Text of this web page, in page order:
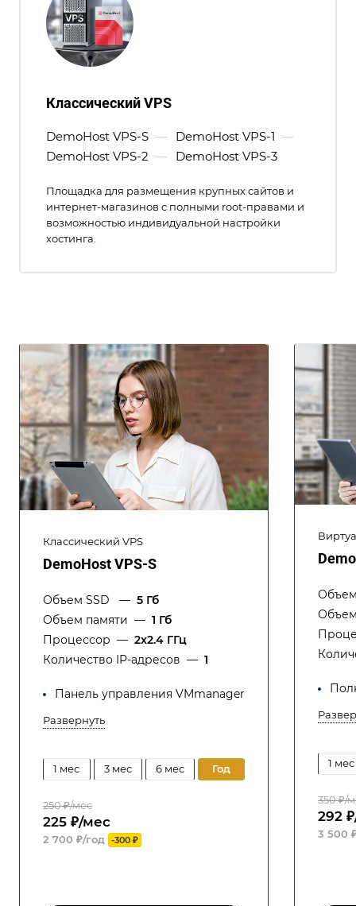
Классический VPS
DemoHost VPS-S — DemoHost VPS-1 —
DemoHost VPS-2 — DemoHost VPS-3
Площадка для размещения крупных сайтов и
интернет-магазинов с полными root-правами и
возможностью индивидуальной настройки
хостинга.
Классический VPS
DemoHost VPS-S
Объем SSD — 5 Гб
Объем памяти — 1 Гб
Процессор — 2x2.4 ГГц
Количество IP-адресов — 1
Панель управления VMmanager
Развернуть
1 мес 3 мес 6 мес год
250 ₽/мес
225 ₽/мес
2 700 ₽/год -300 ₽
1 мес
350 ₽/
292
3 500